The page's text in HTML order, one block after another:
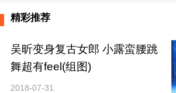
精彩推荐
吴昕变身复古女郎 小露蛮腰跳
舞超有feel(组图)
2018-07-31